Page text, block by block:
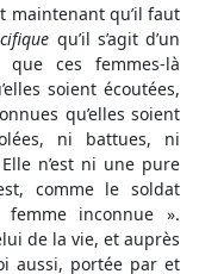
maintenant qu’il faut
qu’il s’agit d’un
ces femmes-là
soient écoutées,
qu’elles soient
ni battues, ni
n’est ni une pure
comme le soldat
inconnue ».
de la vie, et auprès
aussi, portée par et